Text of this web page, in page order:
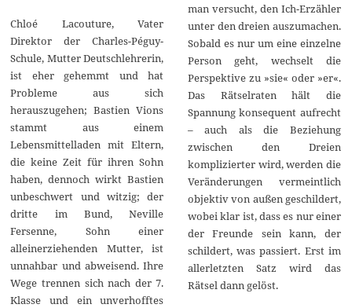
Chloé Lacouture, Vater
Direktor der Charles-Péguy-
Schule, Mutter Deutschlehrerin,
ist eher gehemmt und hat
Probleme aus sich
herauszugehen; Bastien Vions
stammt aus einem
Lebensmittelladen mit Eltern,
die keine Zeit für ihren Sohn
haben, dennoch wirkt Bastien
unbeschwert und witzig; der
dritte im Bund, Neville
Fersenne, Sohn einer
alleinerziehenden Mutter, ist
unnahbar und abweisend. Ihre
Wege trennen sich nach der 7.
Klasse und ein unverhofftes
man versucht, den Ich-Erzähler
unter den dreien auszumachen.
Sobald es nur um eine einzelne
Person geht, wechselt die
Perspektive zu »sie« oder »er«.
Das Rätselraten hält die
Spannung konsequent aufrecht
– auch als die Beziehung
zwischen den Dreien
komplizierter wird, werden die
Veränderungen vermeintlich
objektiv von außen geschildert,
wobei klar ist, dass es nur einer
der Freunde sein kann, der
schildert, was passiert. Erst im
allerletzten Satz wird das
Rätsel dann gelöst.